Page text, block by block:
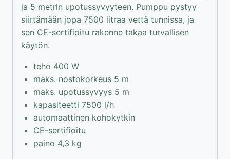
ja 5 metrin upotussyvyyteen. Pumppu pystyy
siirtämään jopa 7500 litraa vettä tunnissa, ja
sen CE-sertifioitu rakenne takaa turvallisen
käytön.
teho 400 W
maks. nostokorkeus 5 m
maks. upotussyvyys 5 m
kapasiteetti 7500 l/h
automaattinen kohokytkin
CE-sertifioitu
paino 4,3 kg